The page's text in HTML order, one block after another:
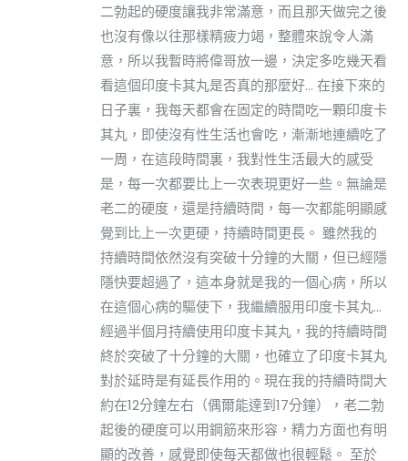
二勃起的硬度讓我非常滿意，而且那天做完之後
也沒有像以往那樣精疲力竭，整體來說令人滿
意，所以我暫時將偉哥放一邊，決定多吃幾天看
看這個印度卡其丸是否真的那麼好... 在接下來的
日子裏，我每天都會在固定的時間吃一顆印度卡
其丸，即使沒有性生活也會吃，漸漸地連續吃了
一周，在這段時間裏，我對性生活最大的感受
是，每一次都要比上一次表現更好一些。無論是
老二的硬度，還是持續時間，每一次都能明顯感
覺到比上一次更硬，持續時間更長。 雖然我的
持續時間依然沒有突破十分鐘的大關，但已經隱
隱快要超過了，這本身就是我的一個心病，所以
在這個心病的驅使下，我繼續服用印度卡其丸...
經過半個月持續使用印度卡其丸，我的持續時間
終於突破了十分鐘的大關，也確立了印度卡其丸
對於延時是有延長作用的。現在我的持續時間大
約在12分鐘左右（偶爾能達到17分鐘），老二勃
起後的硬度可以用鋼筋來形容，精力方面也有明
顯的改善，感覺即使每天都做也很輕鬆。 至於